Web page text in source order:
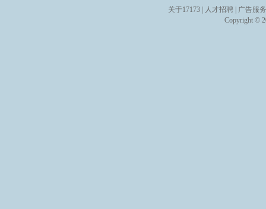
关于17173 人才招聘
广告服务
Copyright ©